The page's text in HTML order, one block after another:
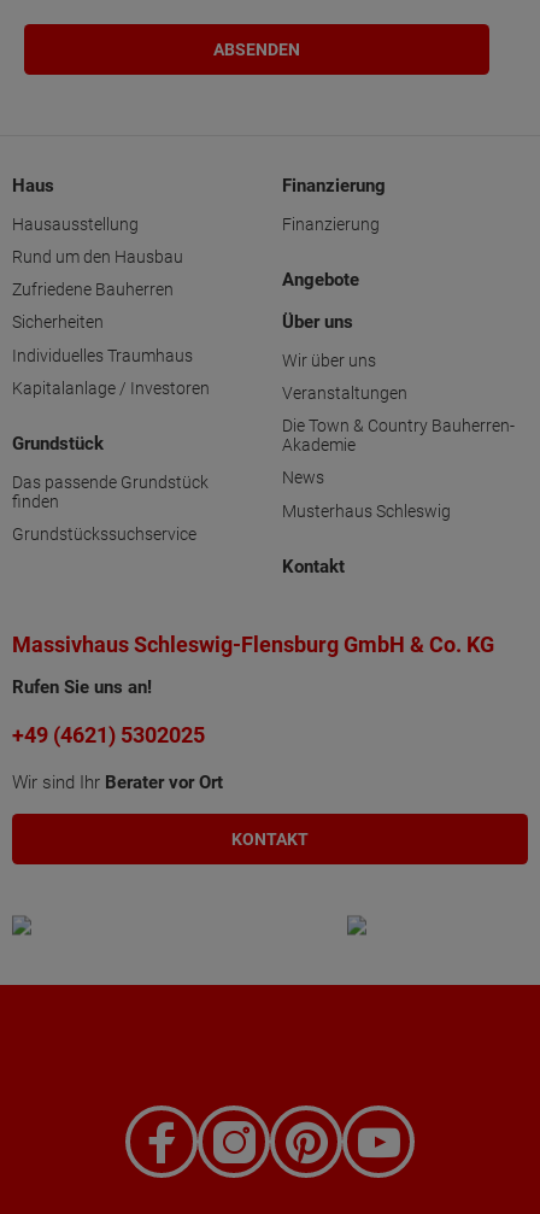
Haus
Hausausstellung
Rund um den Hausbau
Zufriedene Bauherren
Sicherheiten
Individuelles Traumhaus
Kapitalanlage / Investoren
Grundstück
Das passende Grundstück
finden
Grundstückssuchservice
Finanzierung
Finanzierung
Angebote
Über uns
Wir über uns
Veranstaltungen
Die Town & Country Bauherren-
Akademie
News
Musterhaus Schleswig
Kontakt
Massivhaus Schleswig-Flensburg GmbH & Co. KG
Rufen Sie uns an!
+49 (4621) 5302025
Wir sind Ihr Berater vor Ort
KONTAKT